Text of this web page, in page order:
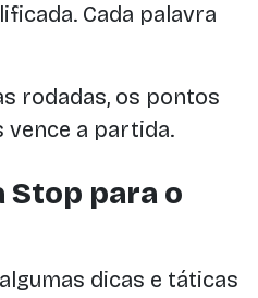
Cada palavra
rodadas, os pontos
vence a partida.
Stop para o
dicas e táticas